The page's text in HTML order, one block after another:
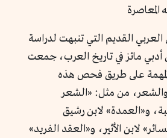
العربي القديم التي تنبهت لدراسة
مائز في تاريخ العرب، جمعت
على طريق فحص هذه
والشعر، من مثل: «الشعر
و«العمدة» لابن رشيق
لابن الأثير، و«العقد الفريد»